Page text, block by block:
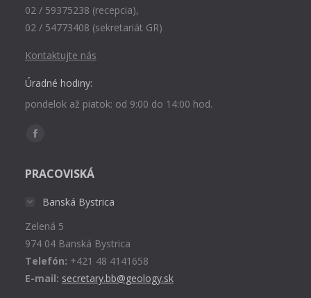
02 / 59375238 (recepcia),
02 / 54773408 (sekretariát GR)
Kontaktujte nás
Úradné hodiny:
pondelok až piatok: od 9:00 do 14:00 hod.
Find us on:
Facebook
opens
window
PRACOVISKÁ
Banská Bystrica
Zelená 5
974 04 Banská Bystrica
Telefón: +421 48 4141658
E-mail: secretary.bb@geology.sk